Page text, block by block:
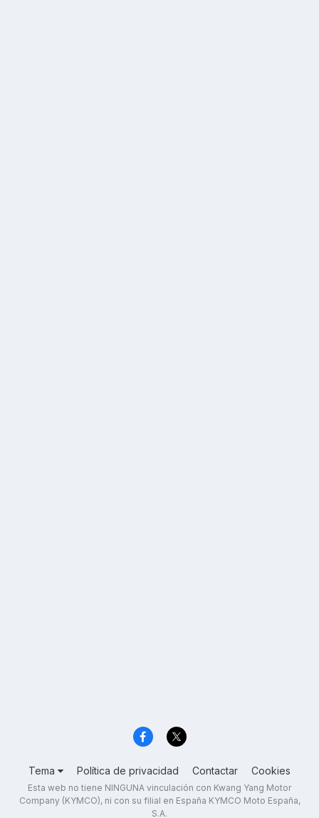
Tema Política de privacidad Contactar Cookies
Esta web no tiene NINGUNA vinculación con Kwang Yang Motor
Company (KYMCO), ni con su filial en España KYMCO Moto España,
S.A.